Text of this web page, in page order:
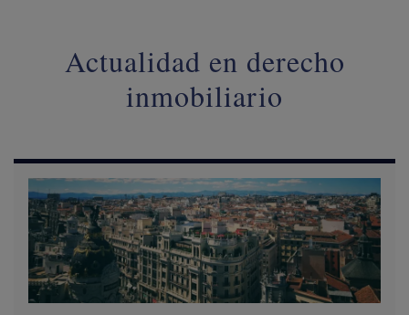
Actualidad en derecho
inmobiliario